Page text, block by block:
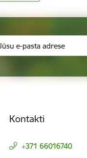
Kontakti
+371 66016740